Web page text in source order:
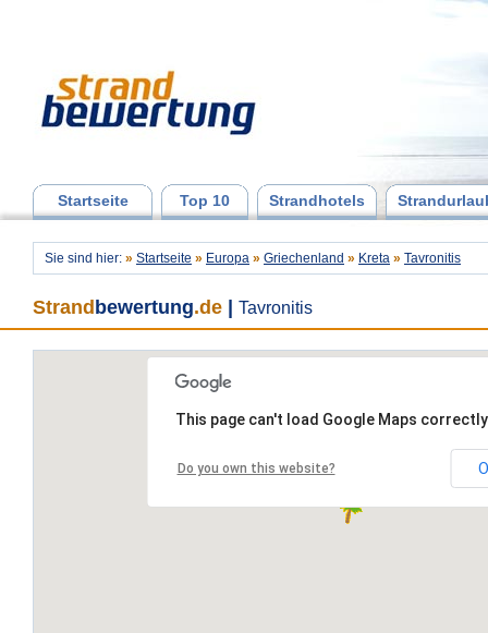
Startseite Top 10 Strandhotels
Sie sind hier: » Startseite » Europa » Griechenland » Kreta » Tavronitis
Strand bewertung.de Tavronitis
This page can't load Google Maps
Do you own this website?